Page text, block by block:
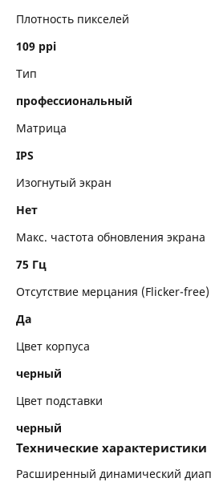
Метки
Плотность пикселей
109 ppi
Тип
профессиональный
Матрица
IPS
Изогнутый экран
Нет
Макс. частота обновления экрана
75 Гц
Отсутствие мерцания (Flicker-free)
Да
Цвет корпуса
черный
Цвет подставки
черный
Технические характеристики
Расширенный динамический